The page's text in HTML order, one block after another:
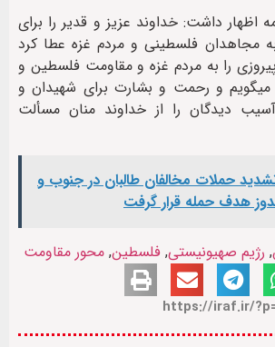
اظهار داشت: خداوند عزیز و قدیر را برای
مجاهدان فلسطینی و مردم غزه عطا کرد
را به مردم غزه و مقاومت فلسطین و
میگویم و رحمت و بشارت برای شهیدان و
دیدگان را از خداوند منان مسألت
حملات مخالفان طالبان در جنوب و
هدف حمله قرار گرفت
, رژیم صهیونیستی, فلسطین, محور مقاومت